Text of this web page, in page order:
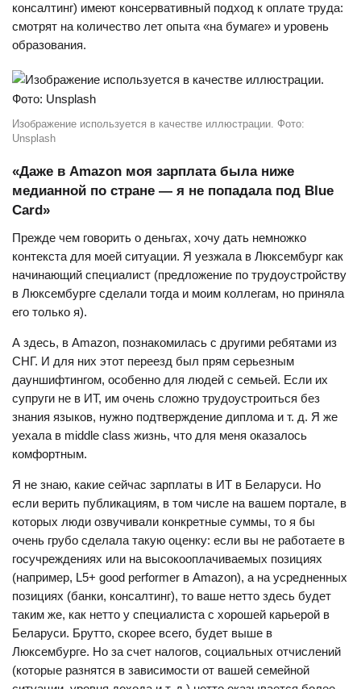
консалтинг) имеют консервативный подход к оплате труда:
смотрят на количество лет опыта «на бумаге» и уровень
образования.
Изображение используется в качестве иллюстрации. Фото:
Unsplash
«Даже в Amazon моя зарплата была ниже
медианной по стране — я не попадала под Blue
Card»
Прежде чем говорить о деньгах, хочу дать немножко
контекста для моей ситуации. Я уезжала в Люксембург как
начинающий специалист (предложение по трудоустройству
в Люксембурге сделали тогда и моим коллегам, но приняла
его только я).
А здесь, в Amazon, познакомилась с другими ребятами из
СНГ. И для них этот переезд был прям серьезным
дауншифтингом, особенно для людей с семьей. Если их
супруги не в ИТ, им очень сложно трудоустроиться без
знания языков, нужно подтверждение диплома и т. д. Я же
уехала в middle class жизнь, что для меня оказалось
комфортным.
Я не знаю, какие сейчас зарплаты в ИТ в Беларуси. Но
если верить публикациям, в том числе на вашем портале, в
которых люди озвучивали конкретные суммы, то я бы
очень грубо сделала такую оценку: если вы не работаете в
госучреждениях или на высокооплачиваемых позициях
(например, L5+ good performer в Amazon), а на усредненных
позициях (банки, консалтинг), то ваше нетто здесь будет
таким же, как нетто у специалиста с хорошей карьерой в
Беларуси. Брутто, скорее всего, будет выше в
Люксембурге. Но за счет налогов, социальных отчислений
(которые разнятся в зависимости от вашей семейной